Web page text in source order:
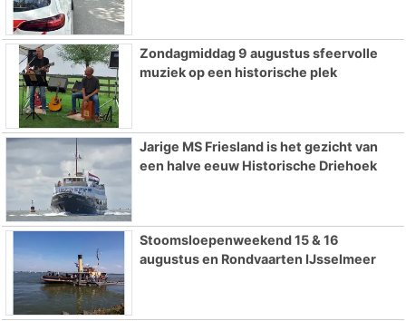
Zondagmiddag 9 augustus sfeervolle
muziek op een historische plek
Jarige MS Friesland is het gezicht van
een halve eeuw Historische Driehoek
Stoomsloepenweekend 15 & 16
augustus en Rondvaarten IJsselmeer